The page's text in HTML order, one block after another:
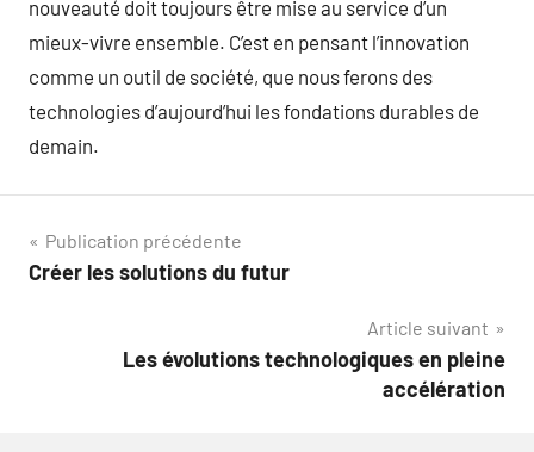
nouveauté doit toujours être mise au service d’un
mieux-vivre ensemble. C’est en pensant l’innovation
comme un outil de société, que nous ferons des
technologies d’aujourd’hui les fondations durables de
demain.
Navigation
de
Publication précédente
Créer les solutions du futur
Article suivant
Les évolutions technologiques en pleine
accélération